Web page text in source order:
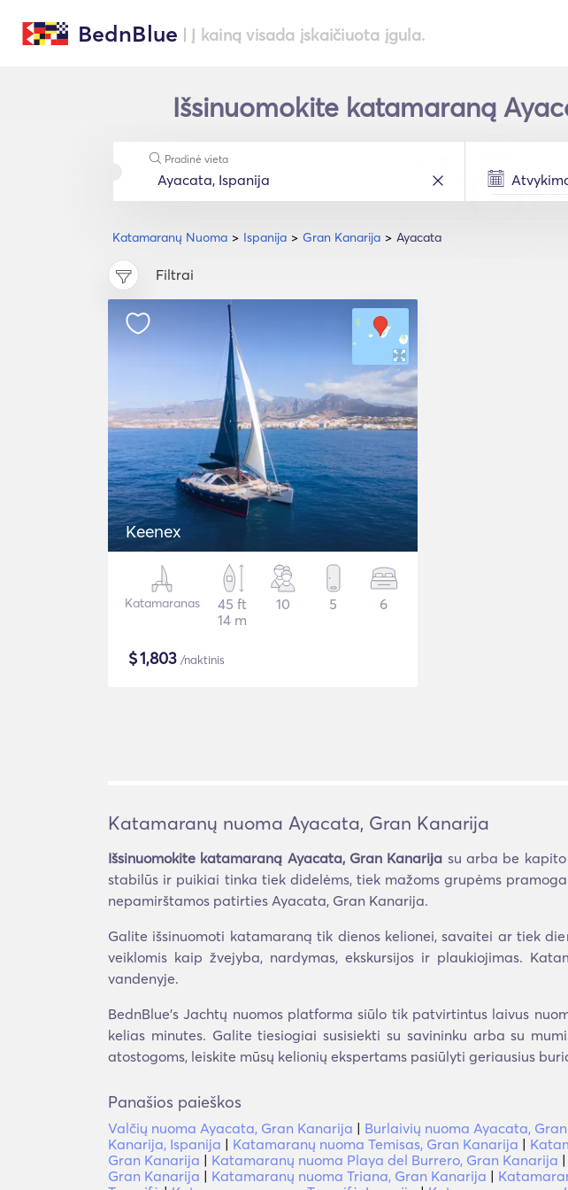
BednBlue | Į kainą visada įskaičiuota įgula.
Išsinuomokite katamaraną
Katamaranų Nuoma Ispanija Gran Kanarija Ayacata
Pradinė vieta
Filtrai
Keenex
Katamaranas
45 ft
14 m
10 5 6
$1,803 /naktinis
Katamaranų nuoma Ayacata, Gran Kanarija
Išsinuomokite katamaraną Ayacata, Gran Kanarija su arba be
stabilūs ir puikiai tinka tiek didelėms, tiek mažoms grupėms
nepamirštamos patirties Ayacata, Gran Kanarija.
Galite išsinuomoti katamaraną tik dienos kelionei, savaitei ar tiek
veiklomis kaip žvejyba, nardymas, ekskursijos ir plaukiojimas.
vandenyje.
BednBlue's Jachtų nuomos platforma siūlo tik patvirtintus laivus
kelias minutes. Galite tiesiogiai susisiekti su savininku arba su
atostogoms, leiskite mūsų kelionių ekspertams pasiūlyti geriausius
Panašios paieškos
Valčių nuoma Ayacata, Gran Kanarija | Burlaivių nuoma Ayacata,
Kanarija, Ispanija | Katamaranų nuoma Temisas, Gran Kanarija |
Gran Kanarija | Katamaranų nuoma Playa del Burrero, Gran Kanarija |
Gran Kanarija | Katamaranų nuoma Triana, Gran Kanarija |